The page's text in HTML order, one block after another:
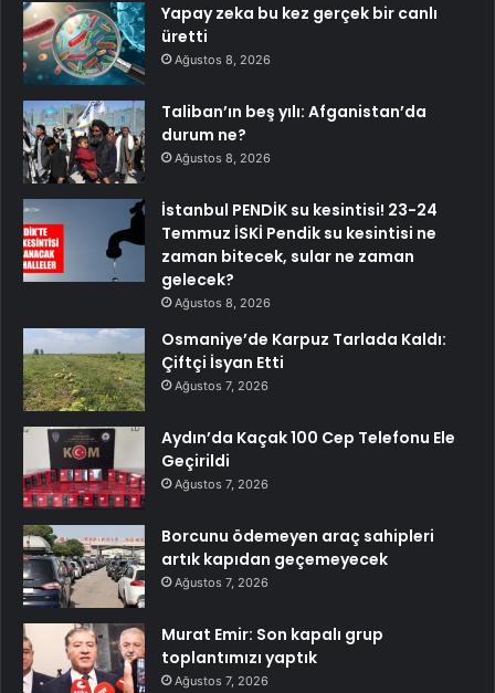
Yapay zeka bu kez gerçek bir canlı
üretti
Ağustos 8, 2026
Taliban’ın beş yılı: Afganistan’da
durum ne?
Ağustos 8, 2026
İstanbul PENDİK su kesintisi! 23-24
Temmuz İSKİ Pendik su kesintisi ne
zaman bitecek, sular ne zaman
gelecek?
Ağustos 8, 2026
Osmaniye’de Karpuz Tarlada Kaldı:
Çiftçi İsyan Etti
Ağustos 7, 2026
Aydın’da Kaçak 100 Cep Telefonu Ele
Geçirildi
Ağustos 7, 2026
Borcunu ödemeyen araç sahipleri
artık kapıdan geçemeyecek
Ağustos 7, 2026
Murat Emir: Son kapalı grup
toplantımızı yaptık
Ağustos 7, 2026